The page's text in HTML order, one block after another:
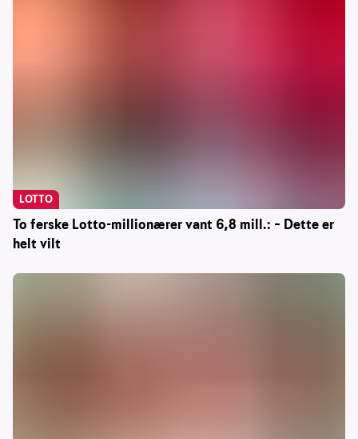
To ferske Lotto-millionærer vant 6,8 mill.: – Dette er
helt vilt
LOTTO